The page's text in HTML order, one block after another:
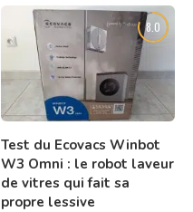
8.0
Test du Ecovacs Winbot
W3 Omni : le robot laveur
de vitres qui fait sa
propre lessive